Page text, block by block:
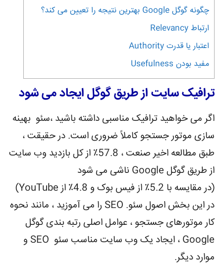
چگونه گوگل Google بهترین نتیجه را تعیین می کند؟
ارتباط Relevancy
اعتبار یا قدرت Authority
مفید بودن Usefulness
ترافیک سایت از طریق گوگل ایجاد می شود
اگر می خواهید ترافیک مناسبی داشته باشید ،سئو بهینه
سازی موتور جستجو کاملاً ضروری است. در حقیقت ،
طبق مطالعه اخیر صنعت ، 57.8٪ از کل بازدید وب سایت
از طریق گوگل Google ناشی می شود
(در مقایسه با 5.2٪ از فیس بوک و 4.8٪ از YouTube)
در این بخش اصول سئو. SEO را می آموزید ، مانند نحوه
کار موتورهای جستجو ، عوامل اصلی رتبه بندی گوگل
Google ، ایجاد یک وب سایت مناسب سئو SEO و
موارد دیگر.